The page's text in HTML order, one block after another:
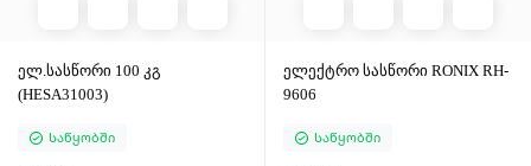
ელ.სასწორი 100 კგ
(HESA31003)
Საწყობში
ელექტრო სასწორი RONIX RH-
9606
Საწყობში